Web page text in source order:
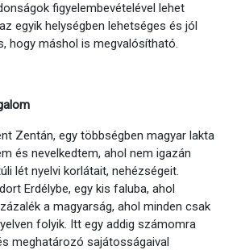
figyelembevételével lehet
egyik helységben lehetséges és jól
hogy máshol is megvalósítható.
Zentán, egy többségben magyar lakta
és nevelkedtem, ahol nem igazán
lét nyelvi korlátait, nehézségeit.
Erdélybe, egy kis faluba, ahol
a magyarság, ahol minden csak
folyik. Itt egy addig számomra
meghatározó sajátosságaival